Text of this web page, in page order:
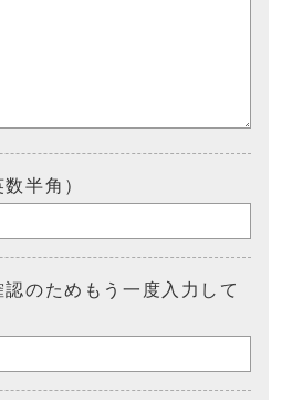
半角）
のためもう一度入力して